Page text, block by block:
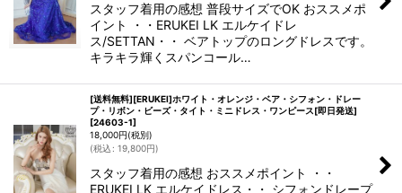
スタッフ着用の感想 普段サイズでOK おススメポ
イント ・・ERUKEI LK エルケイドレ
ス/SETTAN・・ ベアトップのロングドレスです。
キラキラ輝くスパンコール…
[送料無料][ERUKEI]ホワイト・オレンジ・ベア・シフォン・ドレー
プ・リボン・ビーズ・タイト・ミニドレス・ワンピース[即日発送]
[24603-1]
18,000円(税別)
(税込: 19,800円)
スタッフ着用の感想 おススメポイント ・・
ERUKEI LK エルケイドレス・・ シフォンドレープ